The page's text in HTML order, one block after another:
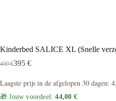
Kinderbed SALICE XL (Snelle
439€395 €
Laagste prijs in de afgelopen 30 dagen:
🎁 Jouw voordeel:44,00 €